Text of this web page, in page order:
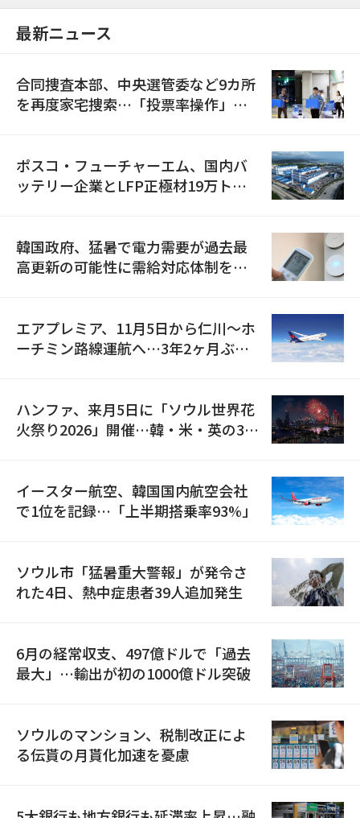
最新ニュース
合同捜査本部、中央選管委など9カ所
を再度家宅捜索…「投票率操作」の
ポスコ・フューチャーエム、国内バ
ッテリー企業とLFP正極材19万トン
韓国政府、猛暑で電力需要が過去最
高更新の可能性に需給対応体制を点
エアプレミア、11月5日から仁川〜ホ
ーチミン路線運航へ…3年2ヶ月ぶり
ハンファ、来月5日に「ソウル世界花
火祭り2026」開催…韓・米・英の3カ
イースター航空、韓国国内航空会社
で1位を記録…「上半期搭乗率93%」
ソウル市「猛暑重大警報」が発令さ
れた4日、熱中症患者39人追加発生
6月の経常収支、497億ドルで「過去
最大」…輸出が初の1000億ドル突破
ソウルのマンション、税制改正によ
る伝貰の月貰化加速を憂慮